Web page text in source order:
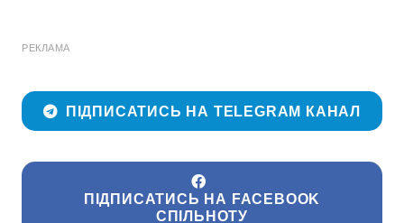
РЕКЛАМА
ПІДПИСАТИСЬ НА TELEGRAM КАНАЛ
ПІДПИСАТИСЬ НА FACEBOOK
СПІЛЬНОТУ